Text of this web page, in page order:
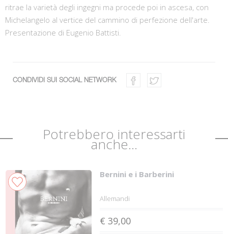
ritrae la varietà degli ingegni ma procede poi in ascesa, con
Michelangelo al vertice del cammino di perfezione dell'arte.
Presentazione di Eugenio Battisti.
CONDIVIDI SUI SOCIAL NETWORK
Potrebbero interessarti
anche...
Bernini e i Barberini
Allemandi
€ 39,00